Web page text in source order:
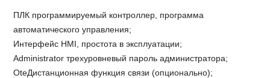
ПЛК программируемый контроллер, программа
автоматического управления;
Интерфейс HMI, простота в эксплуатации;
Administrator трехуровневый пароль администратора;
OteДистанционная функция связи (опционально);